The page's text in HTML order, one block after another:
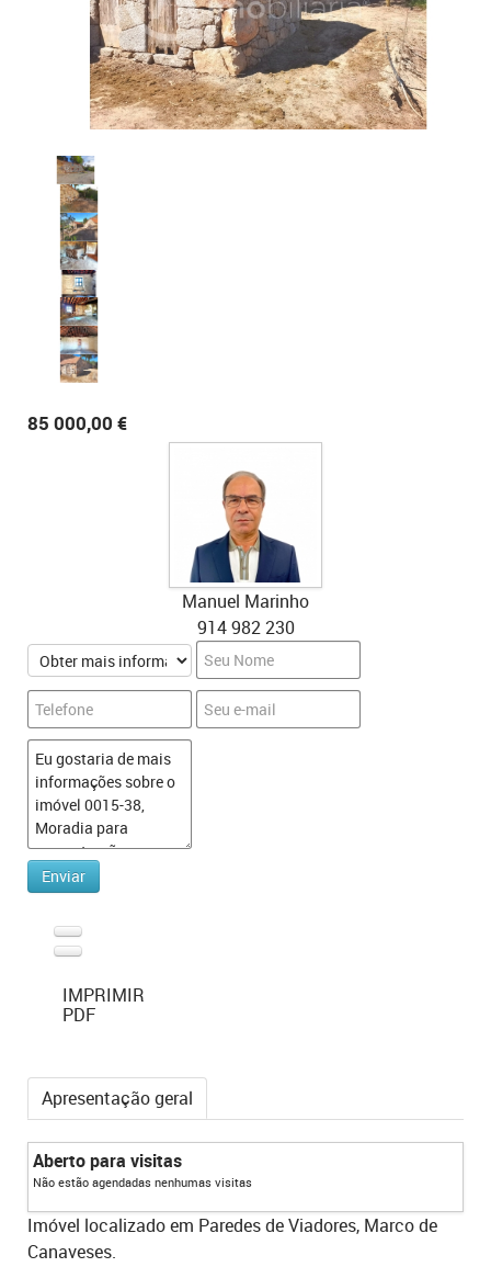
85 000,00 €
Manuel Marinho
914 982 230
IMPRIMIR
PDF
Apresentação geral
Aberto para visitas
Não estão agendadas nenhumas visitas
Imóvel localizado em Paredes de Viadores, Marco de
Canaveses.